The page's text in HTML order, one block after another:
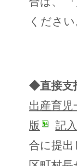
ください
◆直接支
出産育児
版
記
合に提出